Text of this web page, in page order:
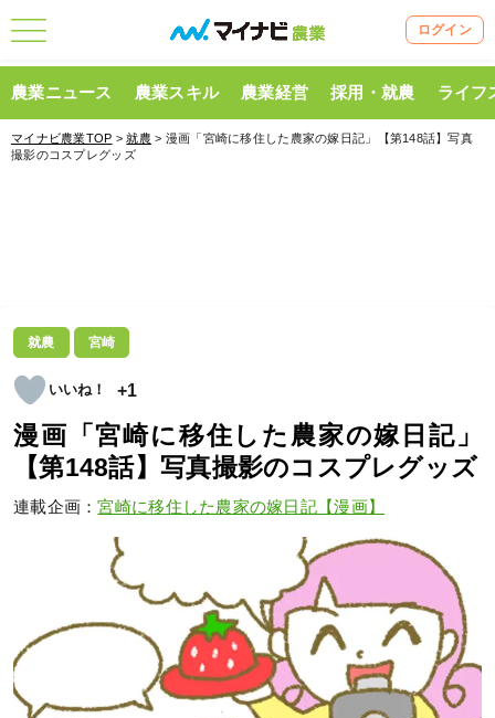
ログイン
農業ニュース 農業スキル 農業経営 採用・就農 ライフ
マイナビ農業TOP >就農 > 漫画「宮崎に移住した農家の嫁日記」【第148話】写真
撮影のコスプレグッズ
就農 宮崎
+1
漫画「宮崎に移住した農家の嫁日記」
【第148話】写真撮影のコスプレグッズ
連載企画：宮崎に移住した農家の嫁日記【漫画】